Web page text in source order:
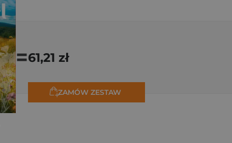
=61,21 zł
ZAMÓW ZESTAW